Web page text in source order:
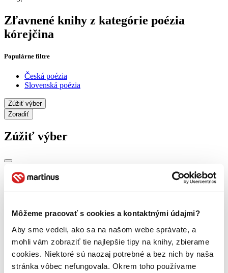
Môžeme pracovať s cookies a kontaktnými údajmi?
Aby sme vedeli, ako sa na našom webe správate, a
mohli vám zobraziť tie najlepšie tipy na knihy, zbierame
cookies. Niektoré sú naozaj potrebné a bez nich by naša
stránka vôbec nefungovala. Okrem toho používame
Zľavnené knihy z kategórie poézia
kórejčina
Populárne filtre
Česká poézia
Slovenská poézia
Zúžiť výber
Zoradiť
Zúžiť výber
Zobraziť iba
Dostupnosť
na centrálnom sklade (0 titulov)
na centrálnom sklade
predpredaj (0 titulov)
pripravujeme (0 titulov)pripravujeme
dostupná (bez vypredaných) (0 titulov)dostupná (bez
vypredaných)